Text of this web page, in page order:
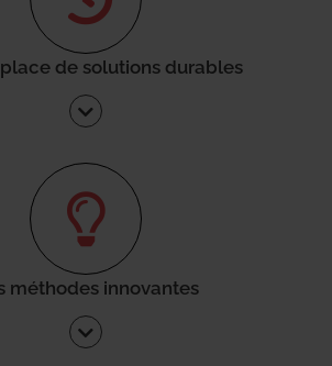
de solutions durables
méthodes innovantes